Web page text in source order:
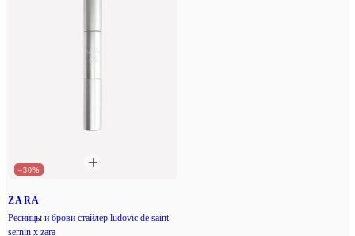
–30%
ZARA
Ресницы и брови стайлер ludovic de saint
sernin x zara